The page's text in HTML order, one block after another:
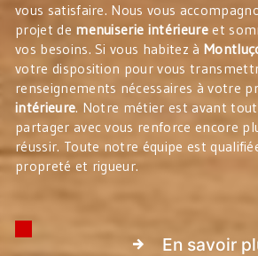
vous satisfaire. Nous vous
projet de menuiserie intérieureet
vos besoins. Si vous habitez à
votre disposition pour vous
renseignements nécessaires à votre
intérieure. Notre métier est avant
partager avec vous renforce encore
réussir. Toute notre équipe est
propreté et rigueur.
En savoir